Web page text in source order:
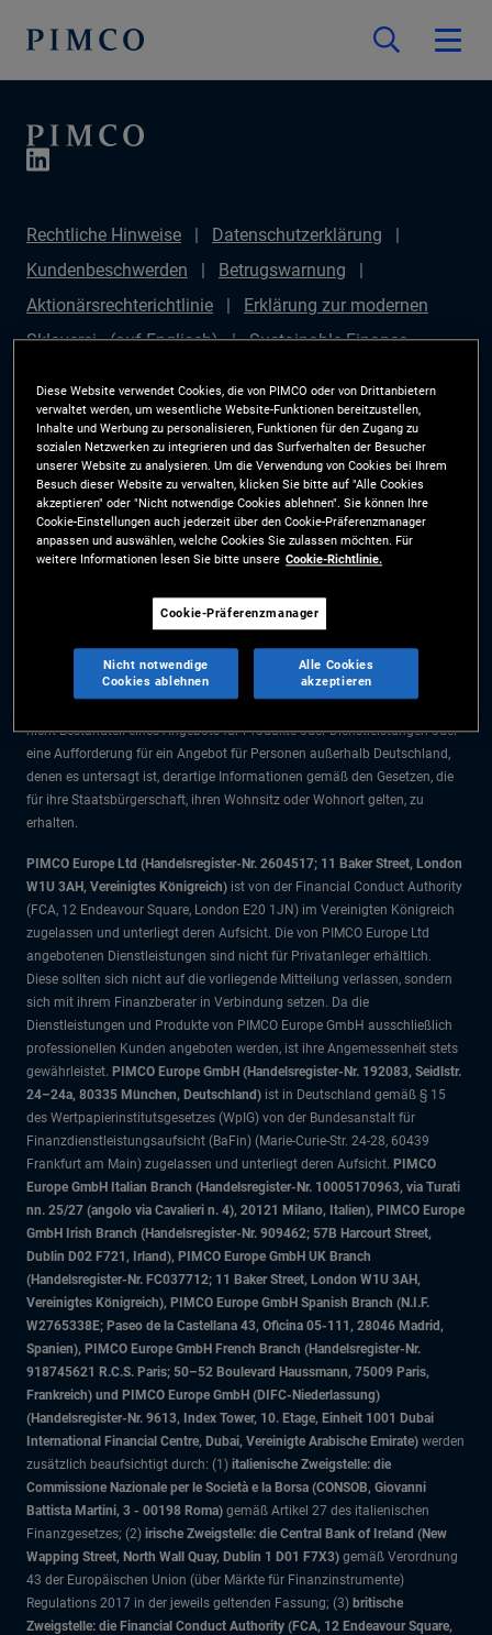
Rechtliche Hinweise
Datenschutzerklärung
Kundenbeschwerden
Betrugswarnung
Aktionärsrechterichtlinie
Erklärung zur modernen
Sklaverei - (auf Englisch)
Sustainable Finance
Anlegerrechte
Site Map
Cookie-Präferenzmanager
PIMCO ESG Rating Methodology
Die Informationen auf dieser Website sind ausschließlich für Deutsche
Staatsbürger bestimmt.
ausschließlich zu Informationszwecken und dürfen nicht als
Anlageberatung verstanden werden. Anleger sollten vor einer
Die Produkte und Dienstleistungen stehen nur Bürgern dieser
nicht Bestandteil eines Angebots für Produkte oder Dienstleistungen oder
eine Aufforderung für ein Angebot für Personen außerhalb Deutschland,
denen es untersagt ist, derartige Informationen gemäß den Gesetzen, die
für ihre Staatsbürgerschaft, ihren Wohnsitz oder Wohnort gelten, zu
erhalten.
PIMCO Europe Ltd (Handelsregister-Nr. 2604517; 11 Baker Street, London
W1U 3AH, Vereinigtes Königreich) ist von der Financial Conduct Authority
(FCA, 12 Endeavour Square, London E20 1JN) im Vereinigten Königreich
zugelassen und unterliegt deren Aufsicht. Die von PIMCO Europe Ltd
angebotenen Dienstleistungen sind nicht für Privatanleger erhältlich.
Diese sollten sich nicht auf die vorliegende Mitteilung verlassen, sondern
sich mit ihrem Finanzberater in Verbindung setzen. Da die
Dienstleistungen und Produkte von PIMCO Europe GmbH ausschließlich
professionellen Kunden angeboten werden, ist ihre Angemessenheit stets
gewährleistet. PIMCO Europe GmbH (Handelsregister-Nr. 192083, Seidlstr.
24–24a, 80335 München, Deutschland) ist in Deutschland gemäß § 15
des Wertpapierinstitutsgesetzes (WpIG) von der Bundesanstalt für
Finanzdienstleistungsaufsicht (BaFin) (Marie-Curie-Str. 24-28, 60439
Frankfurt am Main) zugelassen und unterliegt deren Aufsicht. PIMCO
Europe GmbH Italian Branch (Handelsregister-Nr. 10005170963, via Turati
nn. 25/27 (angolo via Cavalieri n. 4), 20121 Milano, Italien), PIMCO Europe
GmbH Irish Branch (Handelsregister-Nr. 909462; 57B Harcourt Street,
Dublin D02 F721, Irland), PIMCO Europe GmbH UK Branch
(Handelsregister-Nr. FC037712; 11 Baker Street, London W1U 3AH,
Vereinigtes Königreich), PIMCO Europe GmbH Spanish Branch (N.I.F.
W2765338E; Paseo de la Castellana 43, Oficina 05-111, 28046 Madrid,
Spanien), PIMCO Europe GmbH French Branch (Handelsregister-Nr.
918745621 R.C.S. Paris; 50–52 Boulevard Haussmann, 75009 Paris,
Frankreich) und PIMCO Europe GmbH (DIFC-Niederlassung)
(Handelsregister-Nr. 9613, Index Tower, 10. Etage, Einheit 1001 Dubai
International Financial Centre, Dubai, Vereinigte Arabische Emirate) werden
zusätzlich beaufsichtigt durch: (1) italienische Zweigstelle: die
Commissione Nazionale per le Società e la Borsa (CONSOB, Giovanni
Battista Martini, 3 - 00198 Roma) gemäß Artikel 27 des italienischen
Finanzgesetzes; (2) irische Zweigstelle: die Central Bank of Ireland (New
Wapping Street, North Wall Quay, Dublin 1 D01 F7X3) gemäß Verordnung
43 der Europäischen Union (über Märkte für Finanzinstrumente)
Regulations 2017 in der jeweils geltenden Fassung; (3) britische
Zweigstelle: die Financial Conduct Authority (FCA, 12 Endeavour Square,
Diese Website verwendet Cookies, die von PIMCO oder von Drittanbietern
verwaltet werden, um wesentliche Website-Funktionen bereitzustellen,
Inhalte und Werbung zu personalisieren, Funktionen für den Zugang zu
sozialen Netzwerken zu integrieren und das Surfverhalten der Besucher
unserer Website zu analysieren. Um die Verwendung von Cookies bei Ihrem
Besuch dieser Website zu verwalten, klicken Sie bitte auf "Alle Cookies
akzeptieren" oder "Nicht notwendige Cookies ablehnen". Sie können Ihre
Cookie-Einstellungen auch jederzeit über den Cookie-Präferenzmanager
anpassen und auswählen, welche Cookies Sie zulassen möchten. Für
weitere Informationen lesen Sie bitte unsere Cookie-Richtlinie.
Cookie-Präferenzmanager
Nicht notwendige
Cookies ablehnen
Alle Cookies
akzeptieren